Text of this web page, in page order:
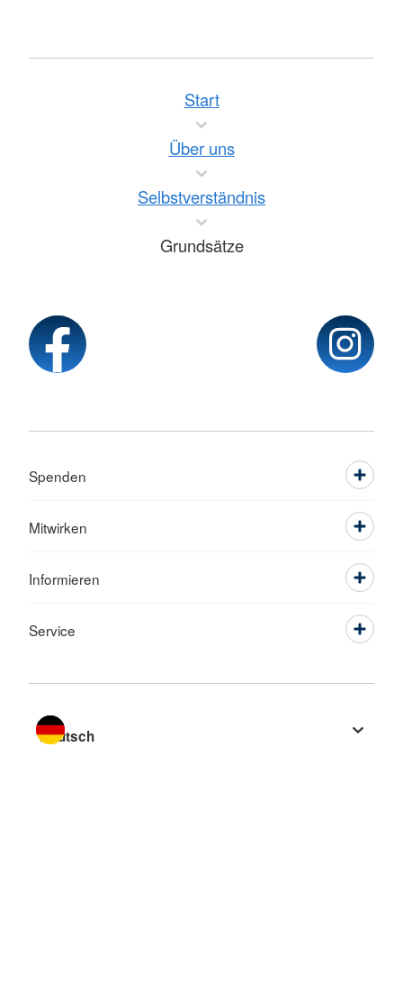
Start
Über uns
Selbstverständnis
Grundsätze
Spenden
Mitwirken
Informieren
Service
Sprache wechseln zu